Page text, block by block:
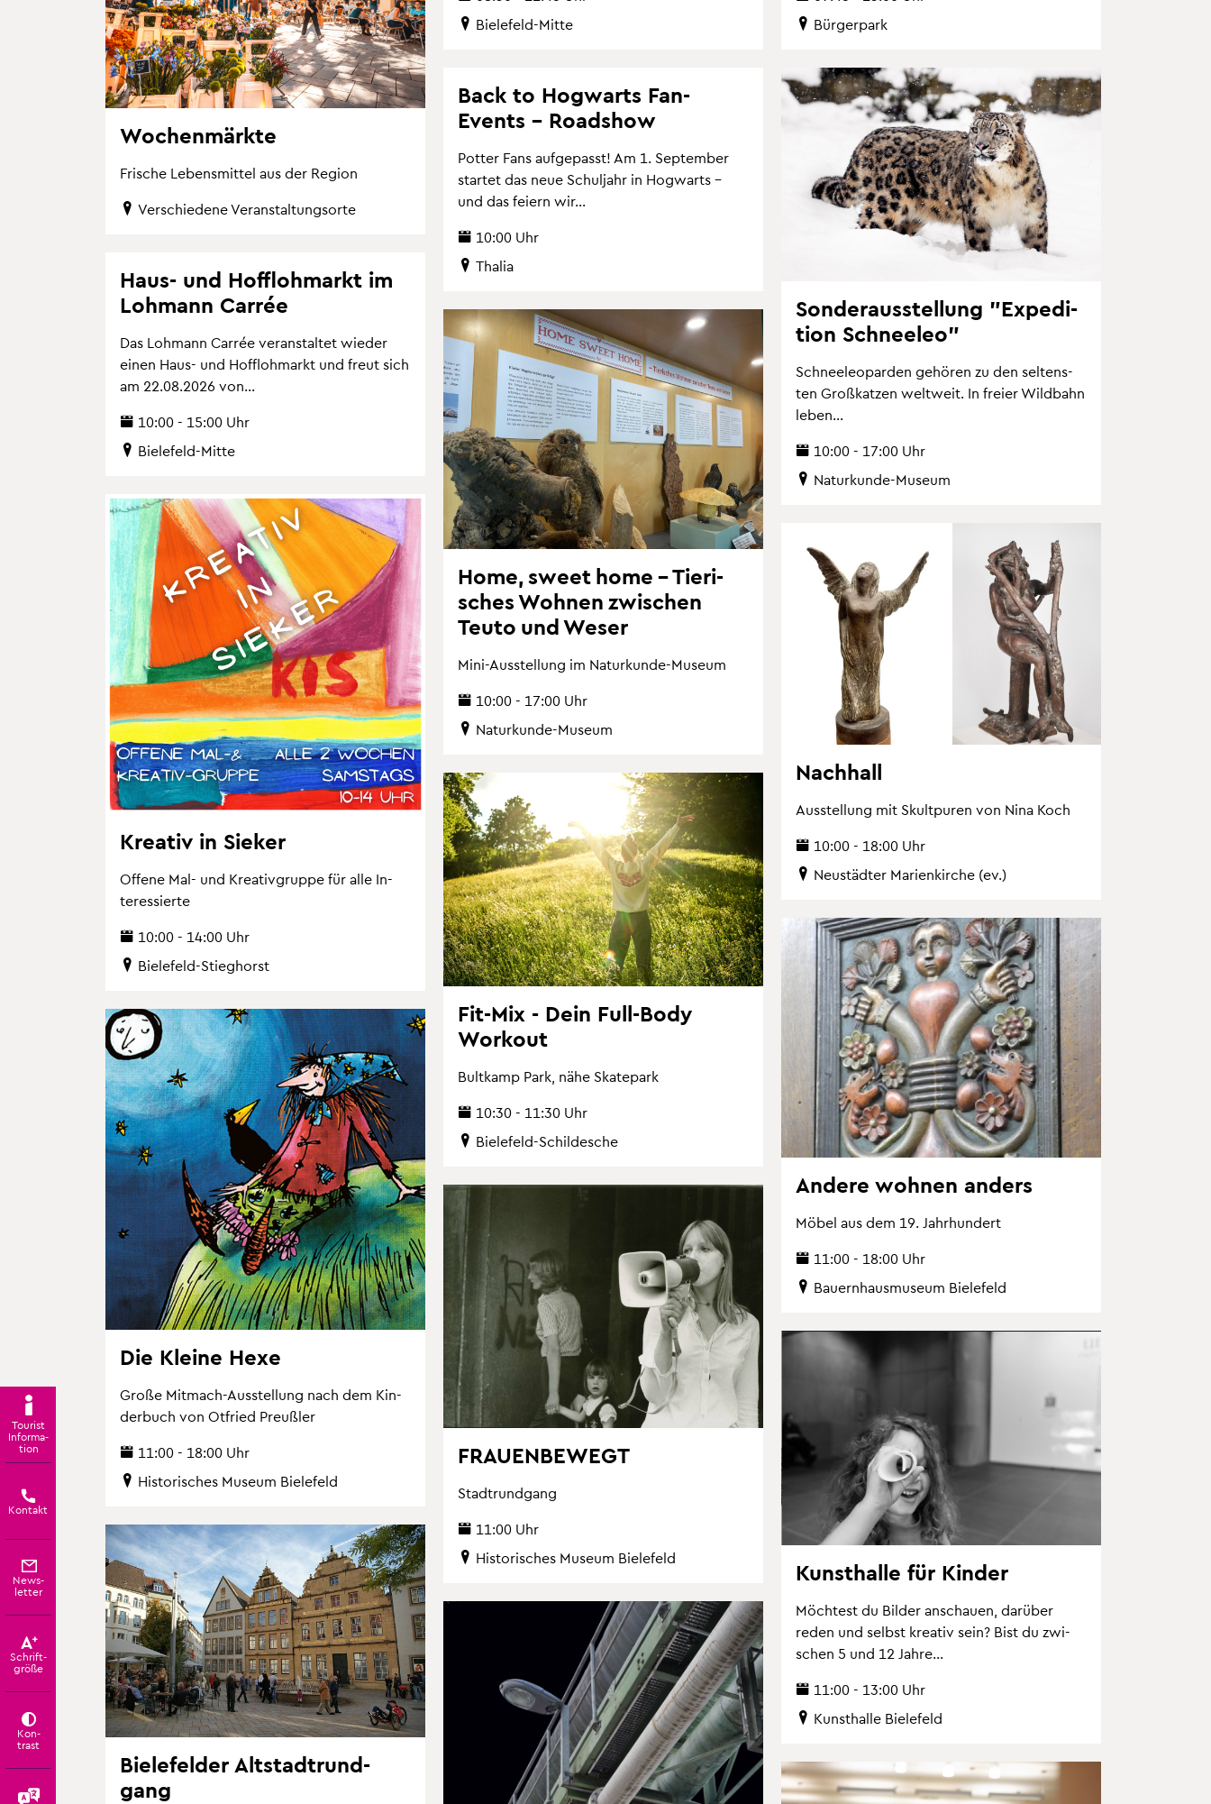
Tou­rist
In­for­ma­
ti­on
Kon­takt
News­
let­ter
Schrift­
grö­ße
Kon­
trast
Wo­chen­märk­te
Fri­sche Le­bens­mit­tel aus der Re­gi­on
Ver­schie­de­ne Ver­an­stal­tungs­or­te
Bie­le­feld-Mitte
Bür­ger­park
Back to Hog­warts Fan-
Events – Road­show
Pot­ter Fans auf­ge­passt! Am 1. Sep­tem­ber
star­tet das neue Schul­jahr in Hog­warts –
und das fei­ern wir...
10:00 Uhr
Tha­lia
Son­der­aus­stel­lung "Ex­pe­di­
ti­on Schnee­leo"
Schnee­leo­par­den ge­hö­ren zu den sel­tens­
ten Gro­ß­kat­zen welt­weit. In frei­er Wild­bahn
leben...
10:00 - 17:00 Uhr
Na­tur­kun­de-Mu­se­um
Haus- und Hof­floh­markt im
Loh­mann Car­rée
Das Loh­mann Car­rée ver­an­stal­tet wie­der
einen Haus- und Hof­floh­markt und freut sich
am 22.08.2026 von...
10:00 - 15:00 Uhr
Bie­le­feld-Mitte
Home, sweet home – Tie­ri­
sches Woh­nen zwi­schen
Teuto und Weser
Mini-Aus­stel­lung im Na­tur­kun­de-Mu­se­um
10:00 - 17:00 Uhr
Na­tur­kun­de-Mu­se­um
Krea­tiv in Sie­ker
Of­fe­ne Mal- und Krea­tiv­grup­pe für alle In­
ter­es­sier­te
10:00 - 14:00 Uhr
Bie­le­feld-Stieg­horst
Nach­hall
Aus­stel­lung mit Skultpu­ren von Nina Koch
10:00 - 18:00 Uhr
Neu­städ­ter Ma­ri­en­kir­che (ev.)
Fit-Mix - Dein Full-Body
Work­out
Bult­kamp Park, nähe Skate­park
10:30 - 11:30 Uhr
Bie­le­feld-Schil­desche
An­de­re woh­nen an­ders
Möbel aus dem 19. Jahr­hun­dert
11:00 - 18:00 Uhr
Bau­ern­haus­mu­se­um Bie­le­feld
Die Klei­ne Hexe
Große Mit­mach-Aus­stel­lung nach dem Kin­
der­buch von Ot­fried Preu­ß­ler
11:00 - 18:00 Uhr
His­to­ri­sches Mu­se­um Bie­le­feld
FRAU­EN­BE­WEGT
Stadt­rund­gang
11:00 Uhr
His­to­ri­sches Mu­se­um Bie­le­feld
Kunst­hal­le für Kin­der
Möch­test du Bil­der an­schau­en, dar­über
reden und selbst krea­tiv sein? Bist du zwi­
schen 5 und 12 Jahre...
11:00 - 13:00 Uhr
Kunst­hal­le Bie­le­feld
Bie­le­fel­der Alt­stadt­rund­
gang